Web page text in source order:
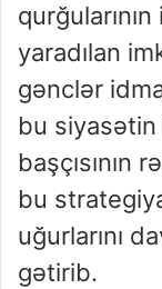
yaradılan
gənclər
bu
başçısının
bu
uğurlarını
gətirib.